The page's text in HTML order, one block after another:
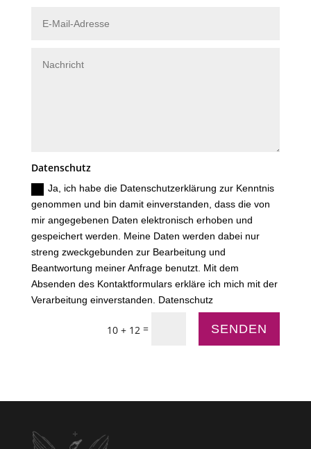
Datenschutz
Ja, ich habe die Datenschutzerklärung zur Kenntnis
genommen und bin damit einverstanden, dass die von
mir angegebenen Daten elektronisch erhoben und
gespeichert werden. Meine Daten werden dabei nur
streng zweckgebunden zur Bearbeitung und
Beantwortung meiner Anfrage benutzt. Mit dem
Absenden des Kontaktformulars erkläre ich mich mit der
Verarbeitung einverstanden. Datenschutz
10 + 12 = SENDEN